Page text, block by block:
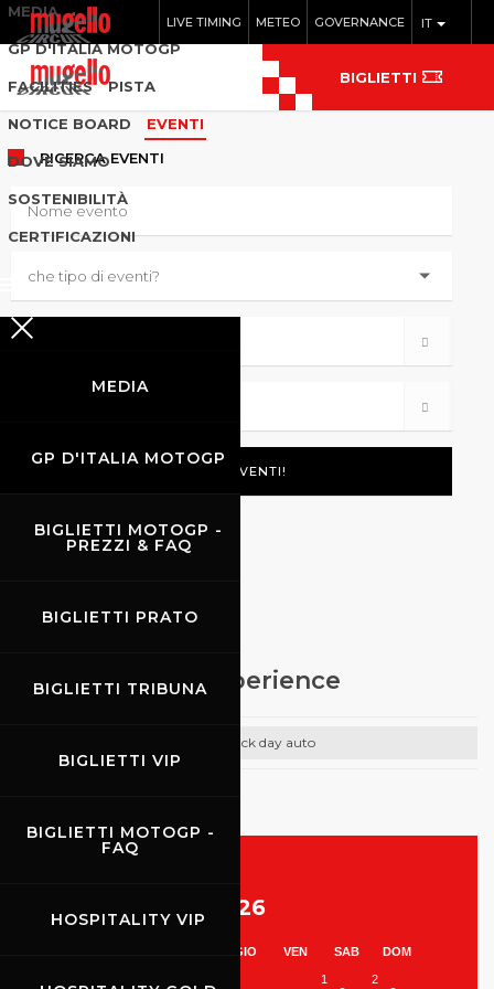
IT
LIVE TIMING METEO GOVERNANCE
MEDIA
GP D'ITALIA MOTOGP
FACILITIES PISTA
NOTICE BOARD EVENTI
DOVE SIAMO
SOSTENIBILITÀ
CERTIFICAZIONI
MEDIA
GP D'ITALIA MOTOGP
BIGLIETTI MOTOGP -
PREZZI & FAQ
BIGLIETTI PRATO
BIGLIETTI TRIBUNA
BIGLIETTI VIP
BIGLIETTI MOTOGP -
FAQ
HOSPITALITY VIP
BIGLIETTI
RICERCAEVENTI
Pirelli P ZERO Experience
Track day auto
Agosto 2026
GIO VEN SAB DOM
1 2